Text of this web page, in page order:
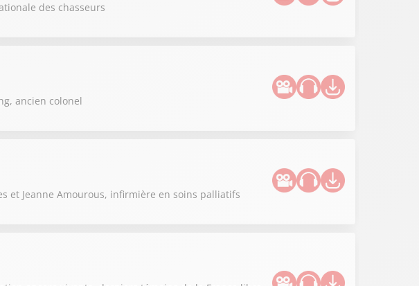
des chasseurs
ancien colonel
et Jeanne Amourous, infirmière en soins palliatifs